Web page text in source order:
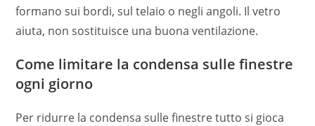
formano sui bordi, sul telaio o negli angoli. Il vetro
aiuta, non sostituisce una buona ventilazione.
Come limitare la condensa sulle finestre
ogni giorno
Per ridurre la condensa sulle finestre tutto si gioca